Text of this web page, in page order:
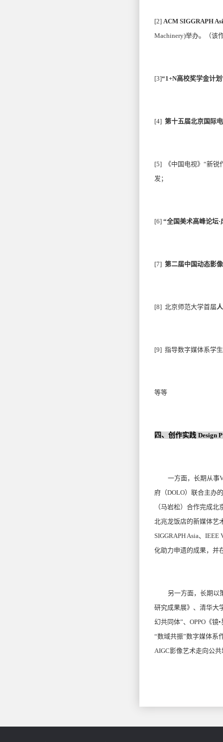
[2] ACM SIGGRAPH
Machinery)举办。（该
[3]“1+N高校奖学金计
[4] 第十五届北京国际
[5]
《中国电视》“新
发；
[6] “全国美术高峰论坛
[7] 第二届中国动态影
[8] 北京师范大学首届
[9] 指导数字媒体系学
等等
四、创作实践 Design
一方面，长期从事
府（DOLO）联合主办
（马岩松）合作完成
北兆龙饭店的新媒体艺
SIGGRAPH Asia、
化助力申遗的成果，并
另一方面，长期以
研究成果展》、清华大
幻共同体”、OPPO《
“数域共振”数字媒体系
AIGC影像艺术走向公